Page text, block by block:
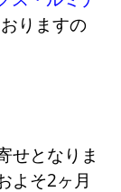
りますの
せとなりま
よそ2ヶ月